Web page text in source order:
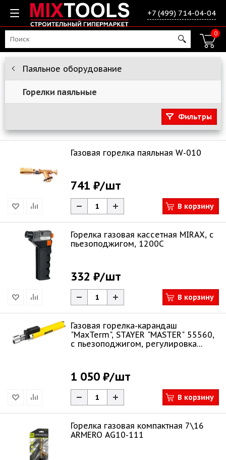
+7 (499) 714-04-04
0
Паяльное оборудование
Горелки паяльные
Фильтры
Газовая горелка паяльная W-010
741 ₽/шт
В корзину
Горелка газовая кассетная MIRAX, с
пьезоподжигом, 1200С
332 ₽/шт
В корзину
Газовая горелка-карандаш
"MaxTerm", STAYER "MASTER" 55560,
с пьезоподжигом, регулировка
1 050 ₽/шт
В корзину
Горелка газовая компактная 7\16
ARMERO AG10-111